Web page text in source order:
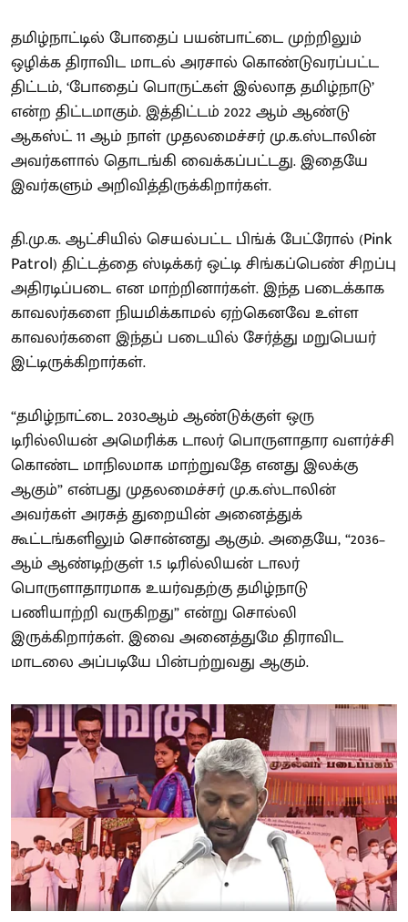
தமிழ்நாட்டில் போதைப் பயன்பாட்டை முற்றிலும்
ஒழிக்க திராவிட மாடல் அரசால் கொண்டுவரப்பட்ட
திட்டம், ‘போதைப் பொருட்கள் இல்லாத தமிழ்நாடு’
என்ற திட்டமாகும். இத்திட்டம் 2022 ஆம் ஆண்டு
ஆகஸ்ட் 11 ஆம் நாள் முதலமைச்சர் மு.க.ஸ்டாலின்
அவர்களால் தொடங்கி வைக்கப்பட்டது. இதையே
இவர்களும் அறிவித்திருக்கிறார்கள்.
தி.மு.க. ஆட்சியில் செயல்பட்ட பிங்க் பேட்ரோல் (Pink
Patrol) திட்டத்தை ஸ்டிக்கர் ஒட்டி சிங்கப்பெண் சிறப்பு
அதிரடிப்படை என மாற்றினார்கள். இந்த படைக்காக
காவலர்களை நியமிக்காமல் ஏற்கெனவே உள்ள
காவலர்களை இந்தப் படையில் சேர்த்து மறுபெயர்
இட்டிருக்கிறார்கள்.
“தமிழ்நாட்டை 2030ஆம் ஆண்டுக்குள் ஒரு
டிரில்லியன் அமெரிக்க டாலர் பொருளாதார வளர்ச்சி
கொண்ட மாநிலமாக மாற்றுவதே எனது இலக்கு
ஆகும்” என்பது முதலமைச்சர் மு.க.ஸ்டாலின்
அவர்கள் அரசுத் துறையின் அனைத்துக்
கூட்டங்களிலும் சொன்னது ஆகும். அதையே, “2036–
ஆம் ஆண்டிற்குள் 1.5 டிரில்லியன் டாலர்
பொருளாதாரமாக உயர்வதற்கு தமிழ்நாடு
பணியாற்றி வருகிறது” என்று சொல்லி
இருக்கிறார்கள். இவை அனைத்துமே திராவிட
மாடலை அப்படியே பின்பற்றுவது ஆகும்.